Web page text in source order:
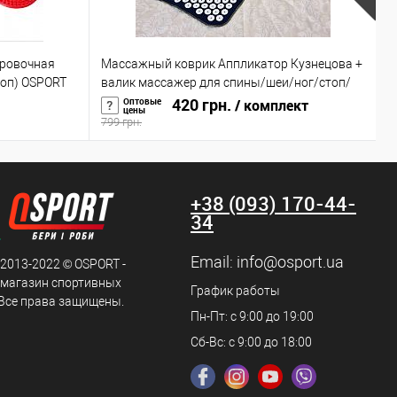
OSPORT
Массажный коврик Аппликатор Кузнецова +
валик массажер для спины/шеи/ног/стоп/
головы/тела OSPORT (n-0004)
Оптовые
цены 420 грн. / комплект
799 грн.
2022 © OSPORT -
спортивных
права защищены.
+38 (093) 170-44-
34
Email: info@osport.ua
График работы
Пн-Пт: с 9:00 до 19:00
Сб-Вс: с 9:00 до 18:00